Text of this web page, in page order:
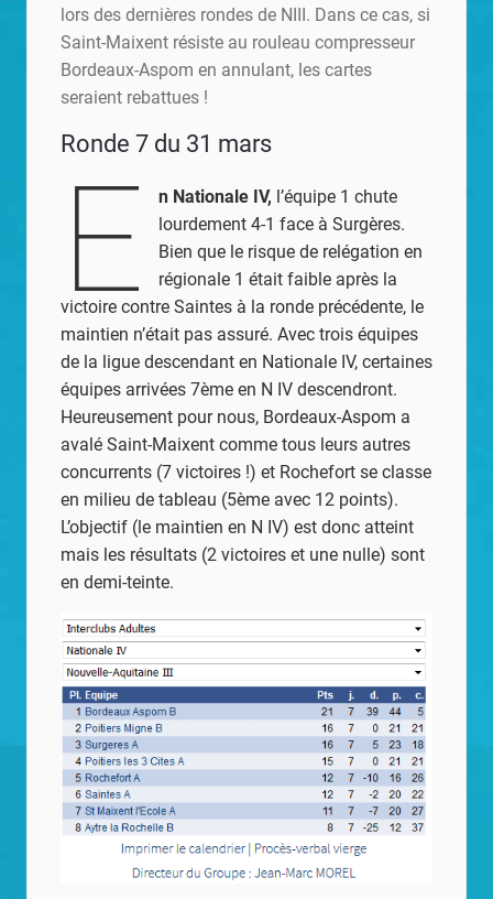
lors des dernières rondes de NIII. Dans ce cas, si
Saint-Maixent résiste au rouleau compresseur
Bordeaux-Aspom en annulant, les cartes
seraient rebattues !
Ronde 7 du 31 mars
E n Nationale IV, l’équipe 1 chute
lourdement 4-1 face à Surgères.
Bien que le risque de relégation en
régionale 1 était faible après la
victoire contre Saintes à la ronde précédente, le
maintien n’était pas assuré. Avec trois équipes
de la ligue descendant en Nationale IV, certaines
équipes arrivées 7ème en N IV descendront.
Heureusement pour nous, Bordeaux-Aspom a
avalé Saint-Maixent comme tous leurs autres
concurrents (7 victoires !) et Rochefort se classe
en milieu de tableau (5ème avec 12 points).
L’objectif (le maintien en N IV) est donc atteint
mais les résultats (2 victoires et une nulle) sont
en demi-teinte.